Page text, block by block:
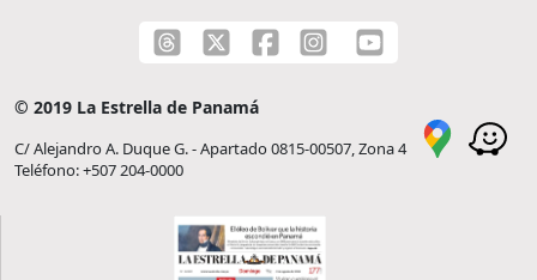
© 2019 La Estrella de Panamá
C/ Alejandro A. Duque G. - Apartado 0815-00507, Zona 4
Teléfono: +507 204-0000